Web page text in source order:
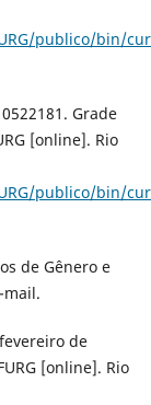
publico/bin/
Grade
[online]. Rio
publico/bin/
de Gênero e
mail.
de
[online]. Rio